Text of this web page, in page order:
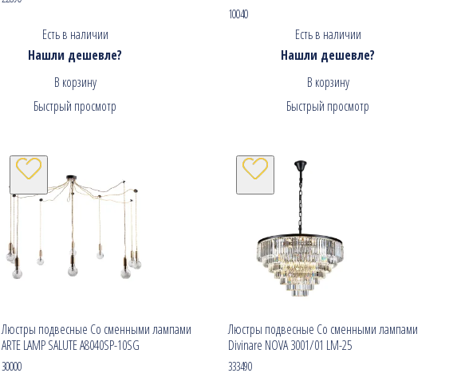
Есть в наличии
Нашли дешевле?
В корзину
Быстрый просмотр
10040
Есть в наличии
Нашли дешевле?
В корзину
Быстрый просмотр
Люстры подвесные Со сменными лампами
ARTE LAMP SALUTE A8040SP-10SG
30000
Люстры подвесные Со сменными лампами
Divinare NOVA 3001/01 LM-25
333490